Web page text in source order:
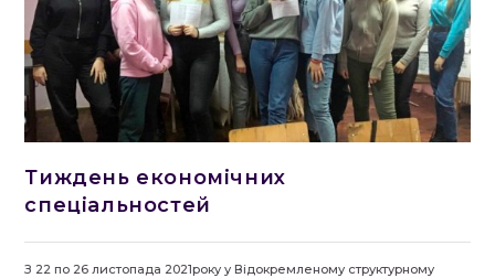
Тиждень економічних
спеціальностей
З 22 по 26 листопада 2021року у Відокремленому структурному